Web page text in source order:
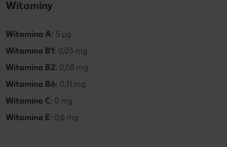
Witaminy
Witamina A: 5 µg
Witamina B1: 0,03 mg
Witamina B2: 0,08 mg
Witamina B6: 0,11 mg
Witamina C: 0 mg
Witamina E: 0,6 mg